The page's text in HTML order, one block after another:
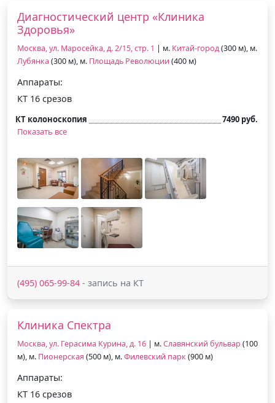
Диагностический центр «Клиника
Здоровья»
Москва, ул. Маросейка, д. 2/15, стр. 1 | м. Китай-город(300 м), м.
Лубянка (300 м), м. Площадь Революции (400 м)
Аппараты:
КТ 16 срезов
КТ колоноскопия
7490 руб.
Показать все
(495) 065-99-84 - запись на КТ
Клиника Спектра
Москва, ул. Герасима Курина, д. 16 | м.Славянский бульвар (100
м), м. Пионерская (500 м), м.Филевский парк(900 м)
Аппараты:
КТ 16 срезов